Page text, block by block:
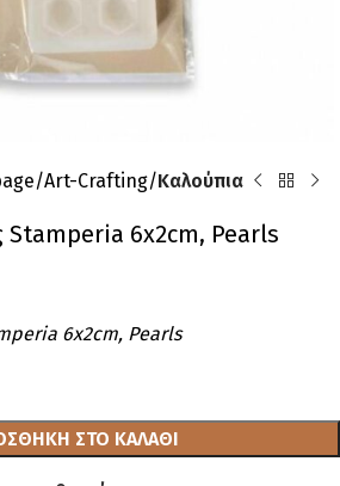
Art-Crafting Καλούπια
Stamperia 6x2cm, Pearls
6x2cm, Pearls
ΣΤΟ ΚΑΛΆΘΙ